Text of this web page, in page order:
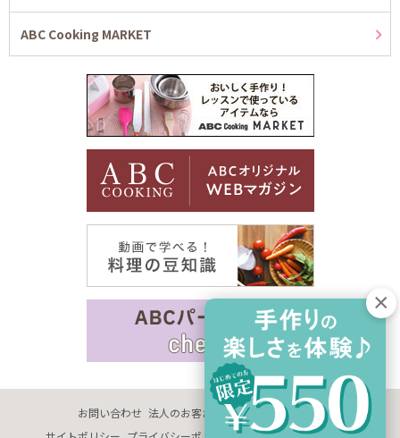
ABC Cooking MARKET
お問い合わせ 法人のお客さま 企業情報
採用情報